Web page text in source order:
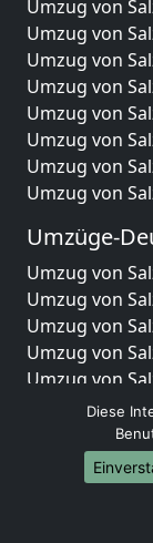
Umzug von
Umzug von
Umzug von
Umzug von
Umzug von
Umzug von
Umzug von
Umzug von
Umzüge-
Umzug von
Umzug von
Umzug von
Umzug von
Umzug von
Umzug von
Umzug von
Umzug von
Umzug von
Umzug von
Diese